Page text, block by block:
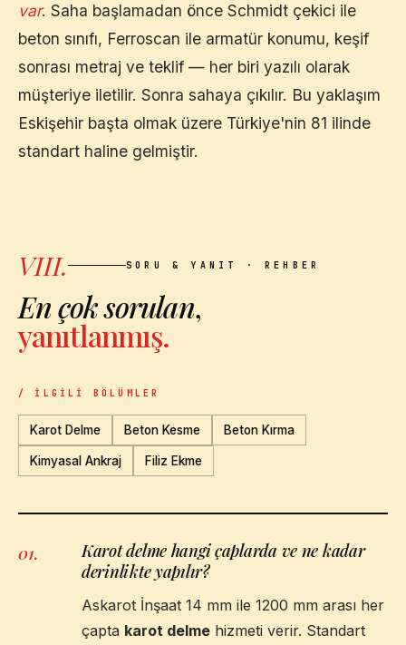
var. Saha başlamadan önce Schmidt çekici ile
beton sınıfı, Ferroscan ile armatür konumu, keşif
sonrası metraj ve teklif — her biri yazılı olarak
müşteriye iletilir. Sonra sahaya çıkılır. Bu yaklaşım
Eskişehir başta olmak üzere Türkiye'nin 81 ilinde
standart haline gelmiştir.
VIII. SORU & YANIT · REHBER
En çok sorulan,
yanıtlanmış.
/ İLGILI BÖLÜMLER
Karot Delme Beton Kesme Beton Kırma
Kimyasal Ankraj Filiz Ekme
01.
Karot delme hangi çaplarda ve ne kadar
derinlikte yapılır?
Askarot İnşaat 14 mm ile 1200 mm arası her
çapta karot delme hizmeti verir. Standart